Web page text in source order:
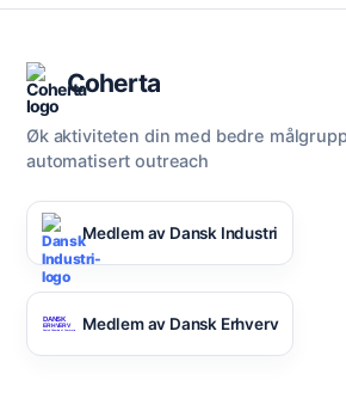
Coherta
Øk aktiviteten din med bedre
automatisert outreach
Medlem av Dansk Industri
Medlem av Dansk Erhverv